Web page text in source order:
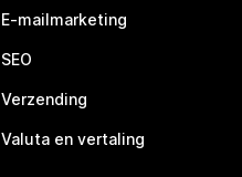
E-mailmarketing
SEO
Verzending
Valuta en vertaling